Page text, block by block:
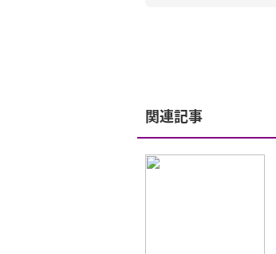
関連記事